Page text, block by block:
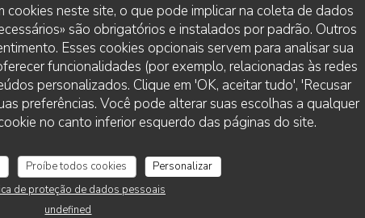
cookies neste site, o que pode implicar na coleta de dados
são obrigatórios e instalados por padrão. Outros
Esses cookies opcionais servem para analisar sua
funcionalidades (por exemplo, relacionadas às redes
personalizados. Clique em 'OK, aceitar tudo', 'Recusar
preferências. Você pode alterar suas escolhas a qualquer
no canto inferior esquerdo das páginas do site.
Proíbe todos cookies
Personalizar
de proteção de dados pessoais
undefined
je recommande le cadre est trop beau et l